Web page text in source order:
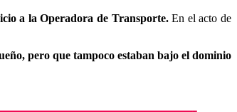
a la Operadora de Transporte.En el acto de
pero que tampoco estaban bajo el dominio